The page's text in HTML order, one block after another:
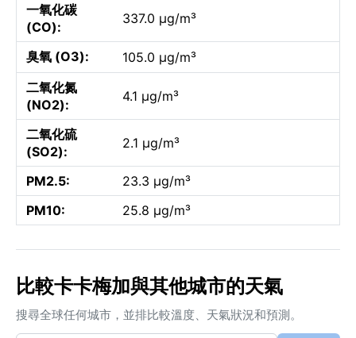
一氧化碳
(CO):
337.0 µg/m³
臭氧 (O3):
105.0 µg/m³
二氧化氮
(NO2):
4.1 µg/m³
二氧化硫
(SO2):
2.1 µg/m³
PM2.5:
23.3 µg/m³
PM10:
25.8 µg/m³
比較卡卡梅加與其他城市的天氣
搜尋全球任何城市，並排比較溫度、天氣狀況和預測。